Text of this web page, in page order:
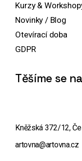
Kurzy &
Novinky / Blog
Otevírací doba
GDPR
Těšíme se
Kněžská 372/12,
artovna@artovna.cz